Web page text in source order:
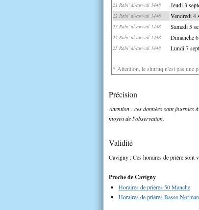
21 Rabi' al-awwal 1448 Jeudi 3
22 Rabi' al-awwal 1448 Vendredi 4
23 Rabi' al-awwal 1448 Samedi 5
24 Rabi' al-awwal 1448 Dimanche
25 Rabi' al-awwal 1448 Lundi 7
* Attention, le shuruq n'est pas une
Précision
Attention : ces données sont fournies
moyen de l'observation.
Validité
Cavigny : Ces horaires de prière sont
Proche de Cavigny
Horaires de prières 50 Manche
Horaires de prières Basse-